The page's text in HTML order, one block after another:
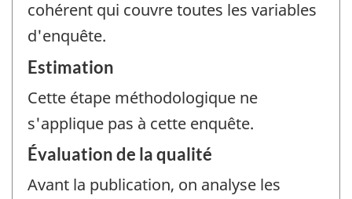
cohérent qui couvre toutes les variables
d'enquête.
Estimation
Cette étape méthodologique ne
s'applique pas à cette enquête.
Évaluation de la qualité
Avant la publication, on analyse les